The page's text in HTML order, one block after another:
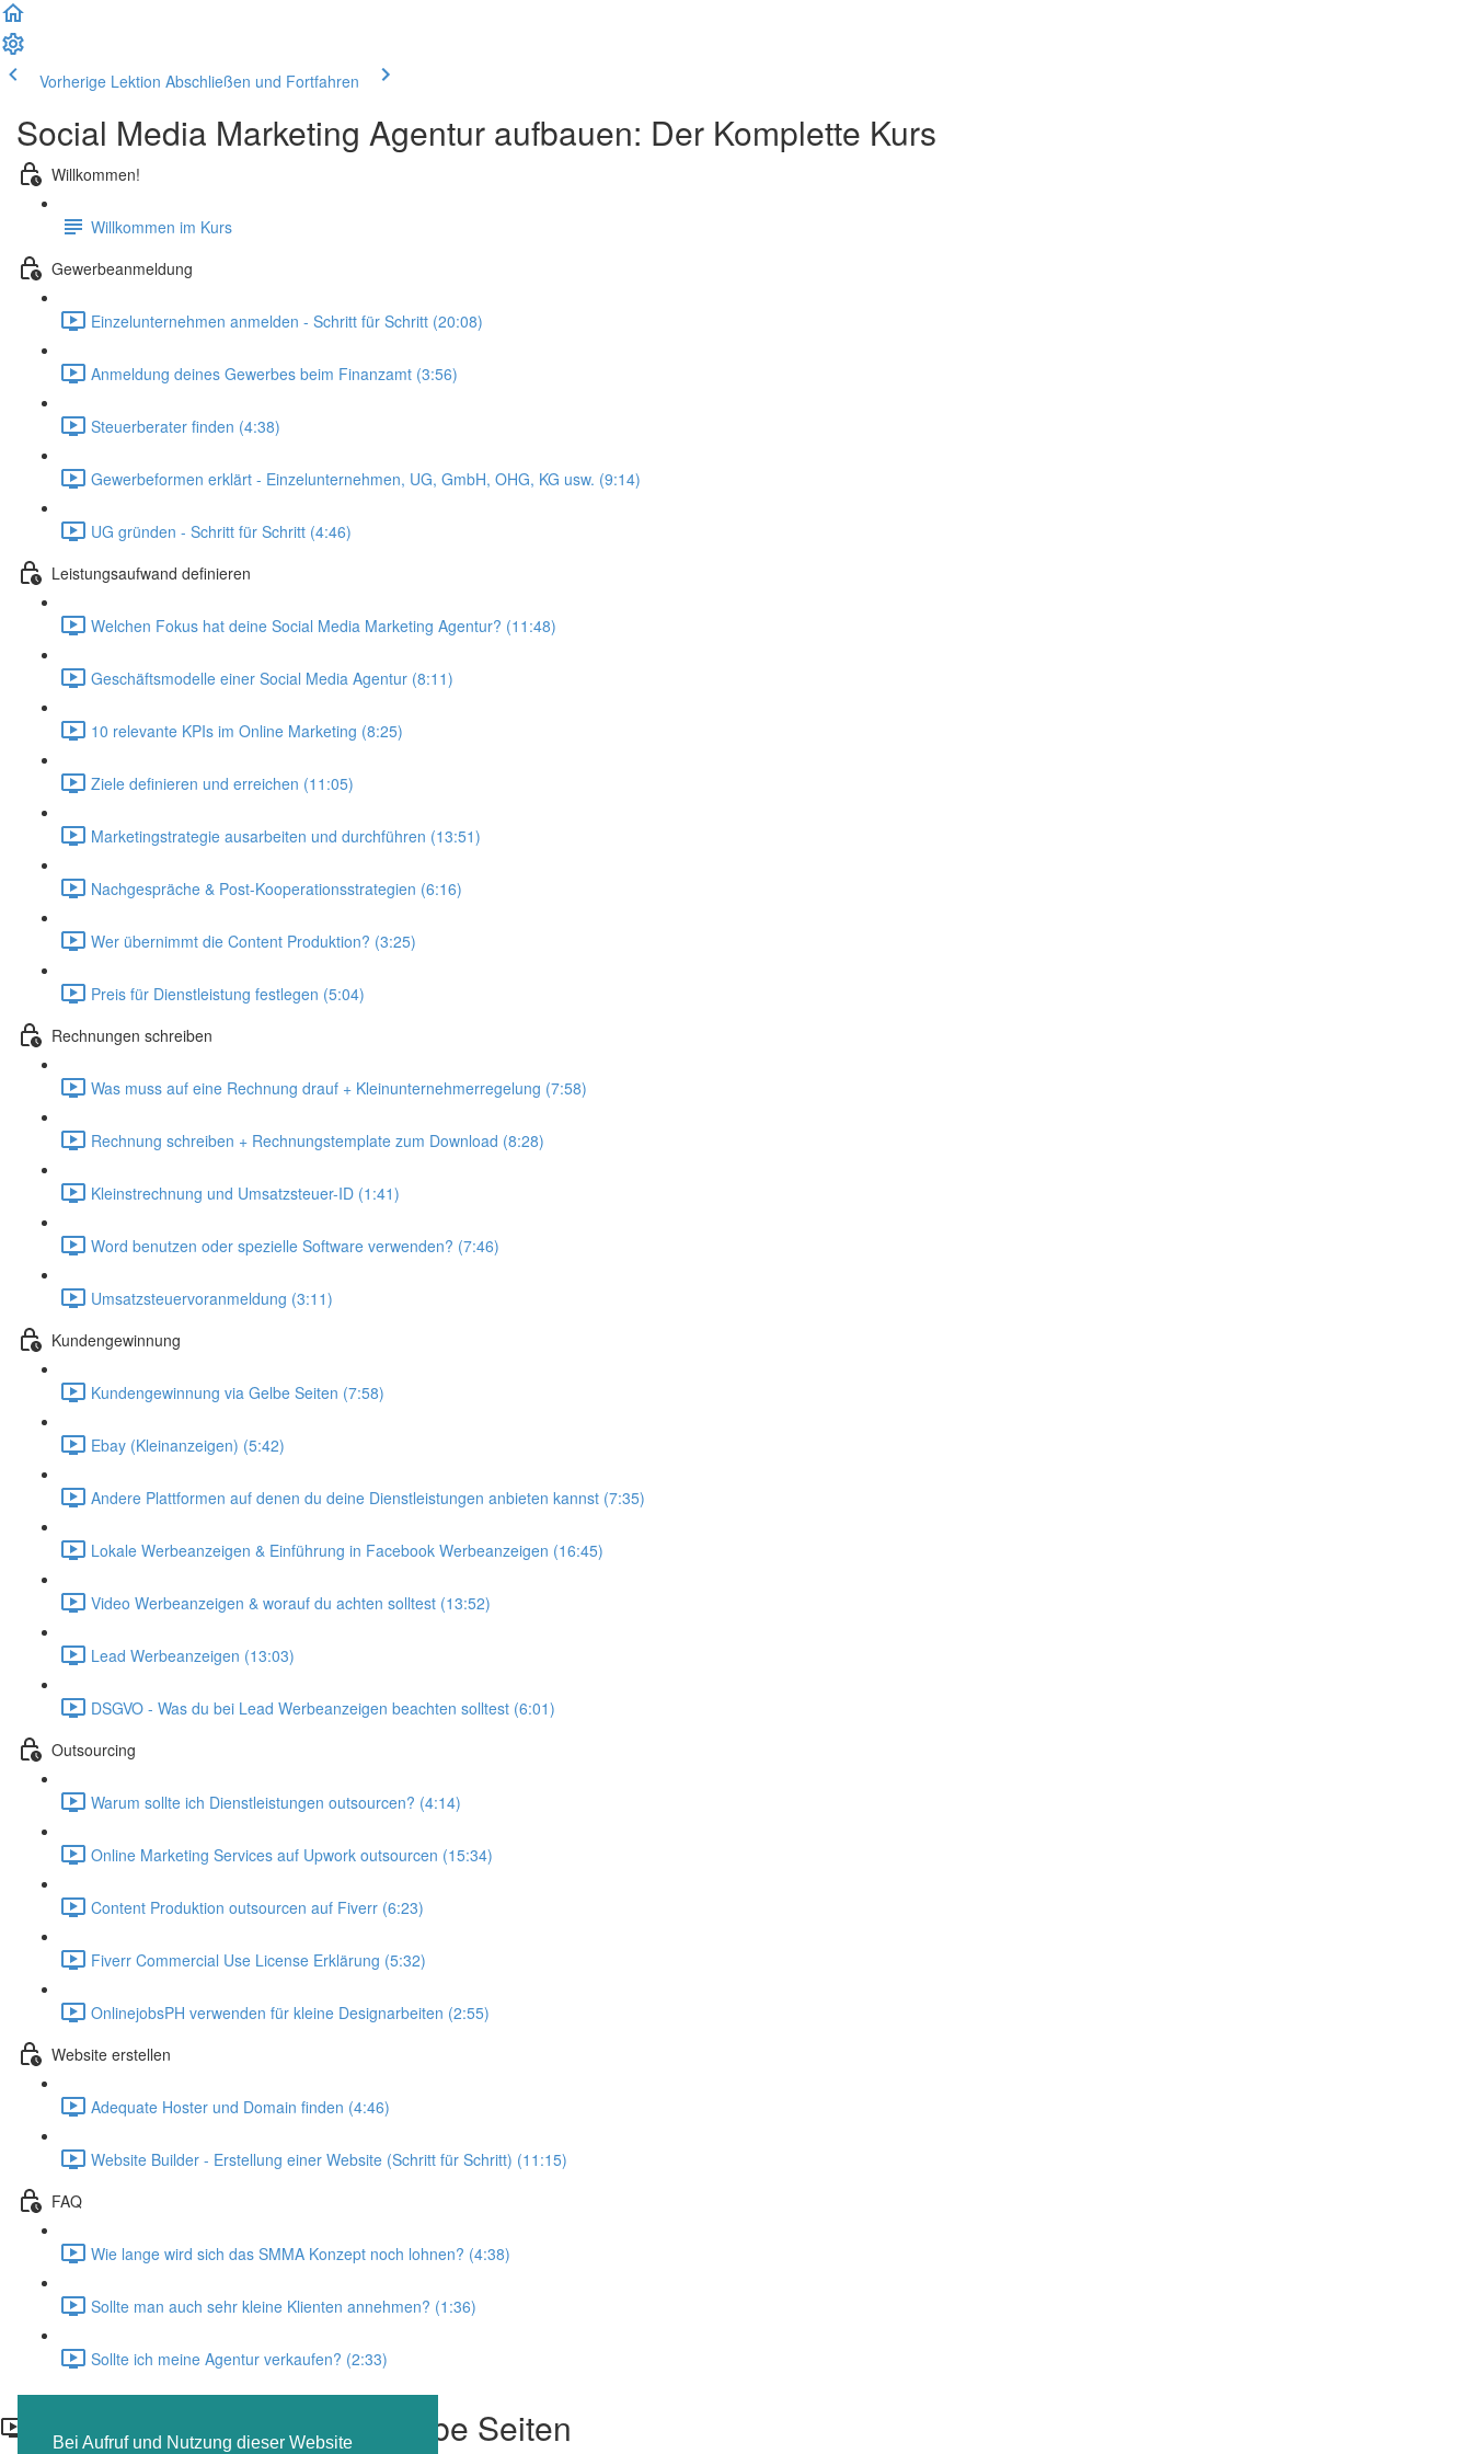
Bei Aufruf und Nutzung dieser Website
Vorherige Lektion Abschließen und Fortfahren
Social Media Marketing Agentur aufbauen: Der Komplette Kurs
Willkommen!
Willkommen im Kurs
Gewerbeanmeldung
Einzelunternehmen anmelden - Schritt für Schritt (20:08)
Anmeldung deines Gewerbes beim Finanzamt (3:56)
Steuerberater finden (4:38)
Gewerbeformen erklärt - Einzelunternehmen, UG, GmbH, OHG, KG usw. (9:14)
UG gründen - Schritt für Schritt (4:46)
Leistungsaufwand definieren
Welchen Fokus hat deine Social Media Marketing Agentur? (11:48)
Geschäftsmodelle einer Social Media Agentur (8:11)
10 relevante KPIs im Online Marketing (8:25)
Ziele definieren und erreichen (11:05)
Marketingstrategie ausarbeiten und durchführen (13:51)
Nachgespräche & Post-Kooperationsstrategien (6:16)
Wer übernimmt die Content Produktion? (3:25)
Preis für Dienstleistung festlegen (5:04)
Rechnungen schreiben
Was muss auf eine Rechnung drauf + Kleinunternehmerregelung (7:58)
Rechnung schreiben + Rechnungstemplate zum Download (8:28)
Kleinstrechnung und Umsatzsteuer-ID (1:41)
Word benutzen oder spezielle Software verwenden? (7:46)
Umsatzsteuervoranmeldung (3:11)
Kundengewinnung
Kundengewinnung via Gelbe Seiten (7:58)
Ebay (Kleinanzeigen) (5:42)
Andere Plattformen auf denen du deine Dienstleistungen anbieten kannst (7:35)
Lokale Werbeanzeigen & Einführung in Facebook Werbeanzeigen (16:45)
Video Werbeanzeigen & worauf du achten solltest (13:52)
Lead Werbeanzeigen (13:03)
DSGVO - Was du bei Lead Werbeanzeigen beachten solltest (6:01)
Outsourcing
Warum sollte ich Dienstleistungen outsourcen? (4:14)
Online Marketing Services auf Upwork outsourcen (15:34)
Content Produktion outsourcen auf Fiverr (6:23)
Fiverr Commercial Use License Erklärung (5:32)
OnlinejobsPH verwenden für kleine Designarbeiten (2:55)
Website erstellen
Adequate Hoster und Domain finden (4:46)
Website Builder - Erstellung einer Website (Schritt für Schritt) (11:15)
FAQ
Wie lange wird sich das SMMA Konzept noch lohnen? (4:38)
Sollte man auch sehr kleine Klienten annehmen? (1:36)
Sollte ich meine Agentur verkaufen? (2:33)
Kundengewinnung via Gelbe Seiten